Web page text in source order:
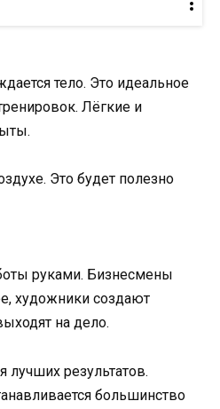
тело. Это идеальное
Лёгкие и
Это будет полезно
руками. Бизнесмены
художники создают
на дело.
результатов.
большинство